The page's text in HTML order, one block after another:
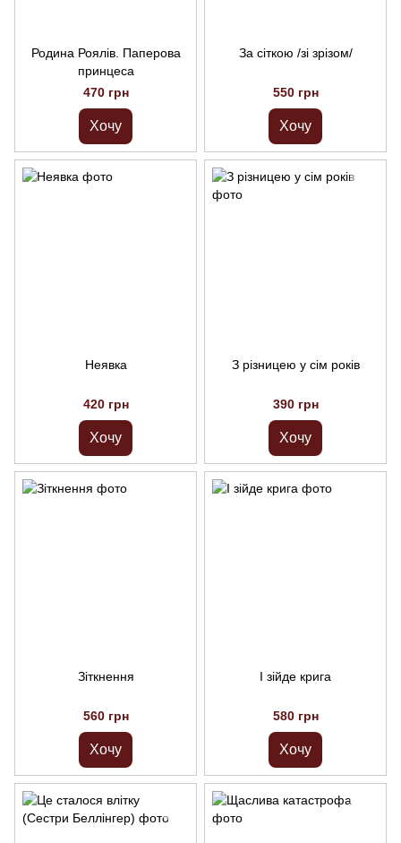
Родина Роялів. Паперова
принцеса
470 грн
Хочу
За сіткою /зі зрізом/
550 грн
Хочу
Неявка
420 грн
Хочу
З різницею у сім років
390 грн
Хочу
Зіткнення
560 грн
Хочу
І зійде крига
580 грн
Хочу